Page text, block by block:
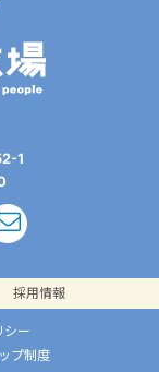
1
採用情報
シー
プ制度